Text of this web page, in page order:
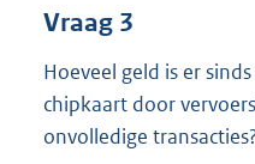
Vraag 3
Hoeveel geld is er
chipkaart door
onvolledige